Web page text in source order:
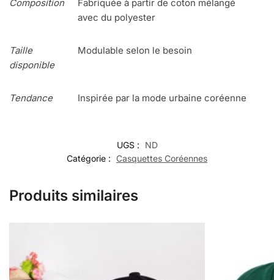
Composition
Fabriquée à partir de coton mélangé
avec du polyester
Taille
disponible
Modulable selon le besoin
Tendance Inspirée par la mode urbaine coréenne
UGS :
ND
Catégorie :
Casquettes Coréennes
Produits similaires